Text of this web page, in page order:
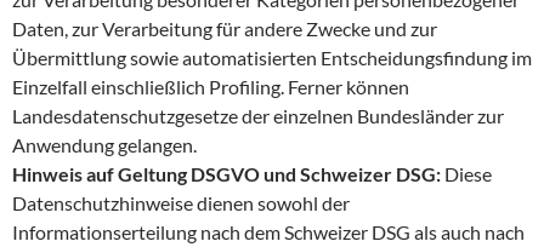
Daten, zur Verarbeitung für andere Zwecke und zur
Übermittlung sowie automatisierten Entscheidungsfindung im
Einzelfall einschließlich Profiling. Ferner können
Landesdatenschutzgesetze der einzelnen Bundesländer zur
Anwendung gelangen.
Hinweis auf Geltung DSGVO und Schweizer DSG: Diese
Datenschutzhinweise dienen sowohl der
Informationserteilung nach dem Schweizer DSG als auch nach